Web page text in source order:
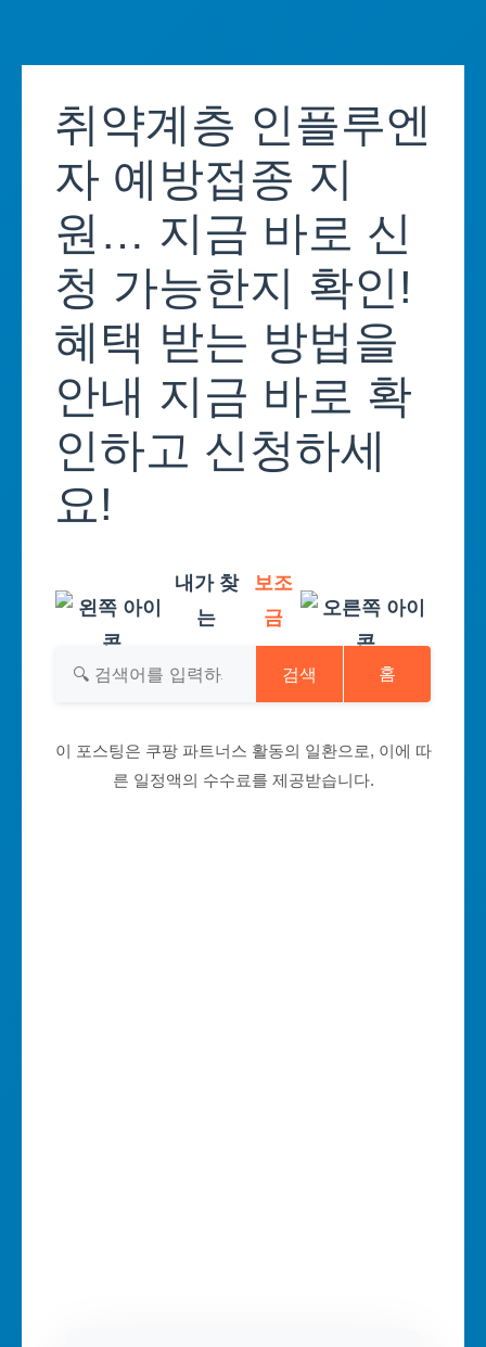
content취약계층 인플루엔
자 예방접종 지
원… 지금 바로 신
청 가능한지 확인!
혜택 받는 방법을
안내 지금 바로 확
인하고 신청하세
요!
내가 찾
는
보조
금
검색 홈
이 포스팅은 쿠팡 파트너스 활동의 일환으로, 이에 따
른 일정액의 수수료를 제공받습니다.